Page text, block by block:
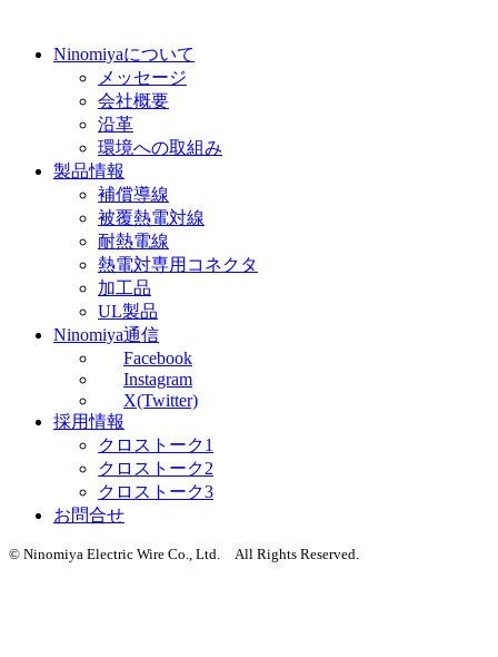
Ninomiyaについて
メッセージ
会社概要
沿革
環境への取組み
製品情報
補償導線
被覆熱電対線
耐熱電線
熱電対専用コネクタ
加工品
UL製品
Ninomiya通信
Facebook
Instagram
X(Twitter)
採用情報
クロストーク1
クロストーク2
クロストーク3
お問合せ
© Ninomiya Electric Wire Co., Ltd. All Rights Reserved.